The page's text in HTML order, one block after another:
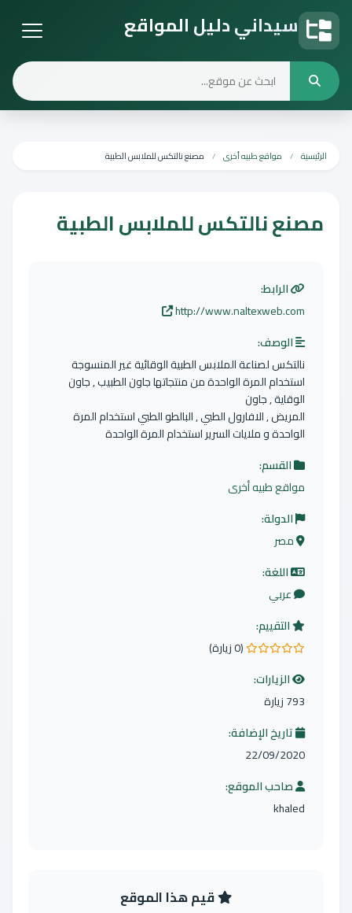
سيداني دليل المواقع
الرئيسية مواقع طبيه أخرى مصنع نالتكس للملابس الطبية
مصنع نالتكس للملابس الطبية
الرابط:
http://www.naltexweb.com
الوصف:
نالتكس لصناعة الملابس الطبية الوقائية غير المنسوجة
استخدام المرة الواحدة من منتجاتها جاون الطبيب , جاون
الوقاية , جاون
المريض , الافارول الطبي , البالطو الطبي استخدام المرة
الواحدة و ملايات السرير استخدام المرة الواحدة
القسم:
مواقع طبيه أخرى
الدولة:
مصر
اللغة:
عربي
التقييم:
0.0 من 5 نجوم
(0 زيارة)
الزيارات:
793 زيارة
تاريخ الإضافة:
22/09/2020
صاحب الموقع:
khaled
قيم هذا الموقع